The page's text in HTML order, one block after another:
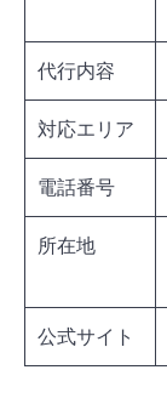
代行内容
対応エリア
電話番号
所在地
公式サイト